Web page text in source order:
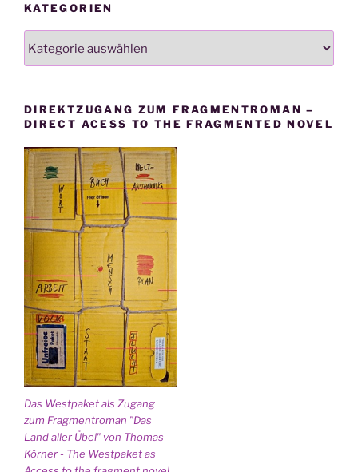
KATEGORIEN
DIREKTZUGANG ZUM FRAGMENTROMAN –
DIRECT ACESS TO THE FRAGMENTED NOVEL
Das Westpaket als Zugang
zum Fragmentroman "Das
Land aller Übel" von Thomas
Körner - The Westpaket as